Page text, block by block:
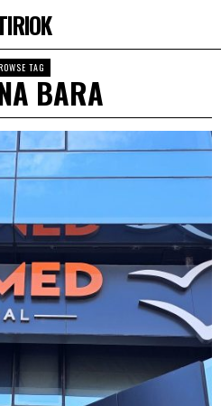
TAG
BARA